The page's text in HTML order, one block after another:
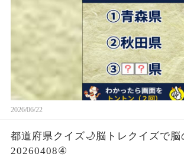
2026/06/22
都道府県クイズ🌙脳トレクイズで脳
20260408④